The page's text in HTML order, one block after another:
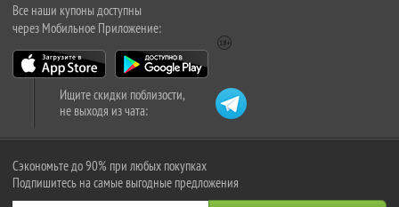
Все наши купоны доступны
через Мобильное Приложение:
Ищите скидки поблизости,
не выходя из чата:
Сэкономьте до 90% при любых покупках
Подпишитесь на самые выгодные предложения